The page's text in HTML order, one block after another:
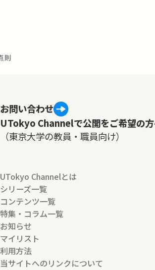
則
お問い合わせ
UTokyo Channelで公開をご希望の
（東京大学の教員・職員向け）
UTokyo Channelとは
シリーズ一覧
コンテンツ一覧
特集・コラム一覧
お知らせ
マイリスト
利用方法
当サイトへのリンクについて